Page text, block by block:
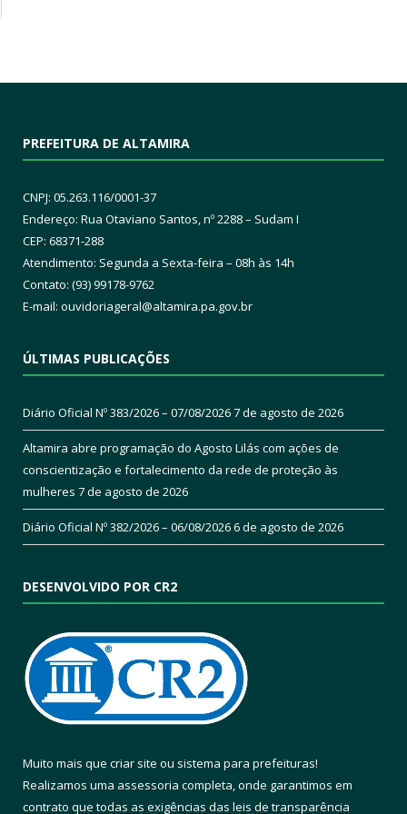
PREFEITURA DE ALTAMIRA
CNPJ: 05.263.116/0001-37
Endereço: Rua Otaviano Santos, nº 2288 – Sudam I
CEP: 68371-288
Atendimento: Segunda a Sexta-feira – 08h às 14h
Contato: (93) 99178-9762
E-mail: ouvidoriageral@altamira.pa.gov.br
ÚLTIMAS PUBLICAÇÕES
Diário Oficial Nº 383/2026 – 07/08/20267 de agosto de 2026
Altamira abre programação do Agosto Lilás com ações de
conscientização e fortalecimento da rede de proteção às
mulheres 7 de agosto de 2026
Diário Oficial Nº 382/2026 – 06/08/20266 de agosto de 2026
DESENVOLVIDO POR CR2
Muito mais que criar site ou sistema para prefeituras!
Realizamos uma assessoria completa, onde garantimos em
contrato que todas as exigências das leis de transparência